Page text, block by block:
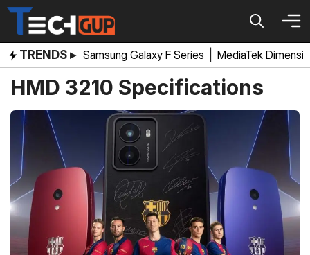
Skip
content
TRENDS ▸ Samsung Galaxy F Series MediaTek
HMD 3210 Specifications